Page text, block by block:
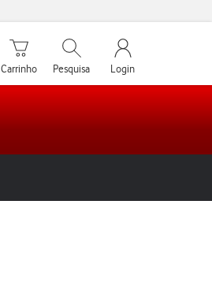
Carrinho de compras
Carrinho
Pesquisar
Pesquisa
My Vodafone
Login